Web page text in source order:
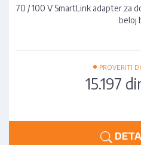
70 / 100 V SmartLink adapter za
beloj
• PROVERITI
15.197